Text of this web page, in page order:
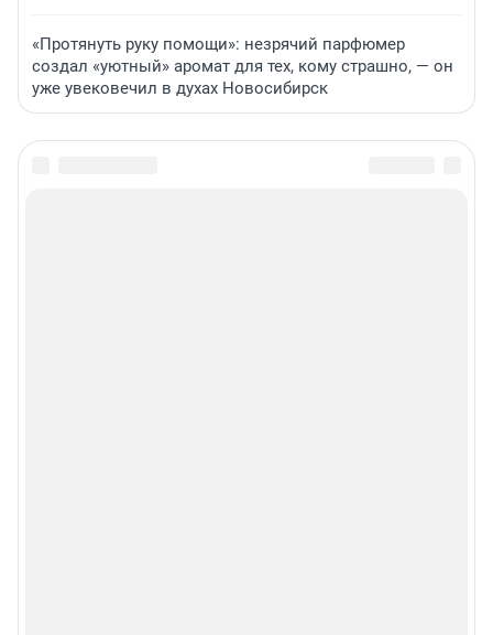
«Протянуть руку помощи»: незрячий парфюмер
создал «уютный» аромат для тех, кому страшно, — он
уже увековечил в духах Новосибирск